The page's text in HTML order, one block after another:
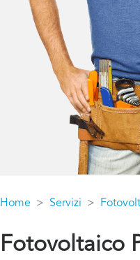
Home Servizi
Fotovoltaico